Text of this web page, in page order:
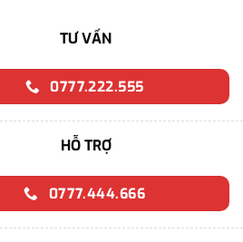
TƯ VẤN
0777.222.555
HỖ TRỢ
0777.444.666